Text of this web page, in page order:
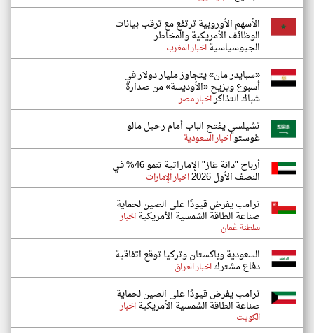
الأسهم الأوروبية ترتفع مع ترقب بيانات
الوظائف الأمريكية والمخاطر
الجيوسياسيةاخبار المغرب
«سبايدر مان» يتجاوز مليار دولار في
أسبوع ويزيح «الأوديسة» من صدارة
شباك التذاكراخبار مصر
تشيلسي يفتح الباب أمام رحيل مالو
غوستواخبار السعودية
أرباح "دانة غاز" الإماراتية تنمو 46% في
النصف الأول 2026 اخبار الإمارات
ترامب يفرض قيودًا على الصين لحماية
صناعة الطاقة الشمسية الأمريكيةاخبار
سلطنة عُمان
السعودية وباكستان وتركيا توقع اتفاقية
دفاع مشتركاخبار العراق
ترامب يفرض قيودًا على الصين لحماية
صناعة الطاقة الشمسية الأمريكيةاخبار
الكويت